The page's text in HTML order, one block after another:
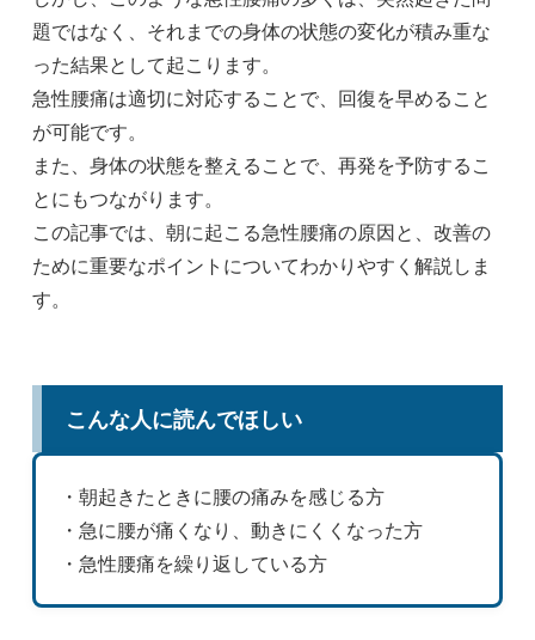
題ではなく、それまでの身体の状態の変化が積み重な
った結果として起こります。
急性腰痛は適切に対応することで、回復を早めること
が可能です。
また、身体の状態を整えることで、再発を予防するこ
とにもつながります。
この記事では、朝に起こる急性腰痛の原因と、改善の
ために重要なポイントについてわかりやすく解説しま
す。
こんな人に読んでほしい
・朝起きたときに腰の痛みを感じる方
・急に腰が痛くなり、動きにくくなった方
・急性腰痛を繰り返している方